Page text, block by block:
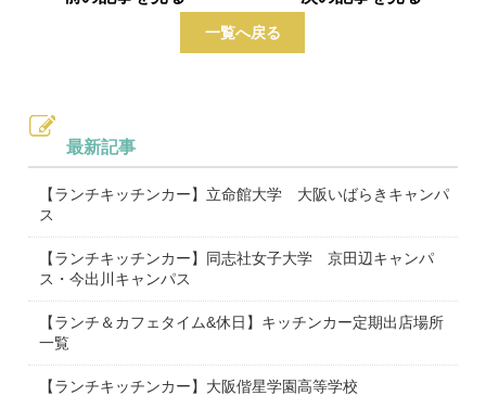
一覧へ戻る
最新記事
【ランチキッチンカー】立命館大学 大阪いばらきキャンパ
ス
【ランチキッチンカー】同志社女子大学 京田辺キャンパ
ス・今出川キャンパス
【ランチ＆カフェタイム&休日】キッチンカー定期出店場所
一覧
【ランチキッチンカー】大阪偕星学園高等学校